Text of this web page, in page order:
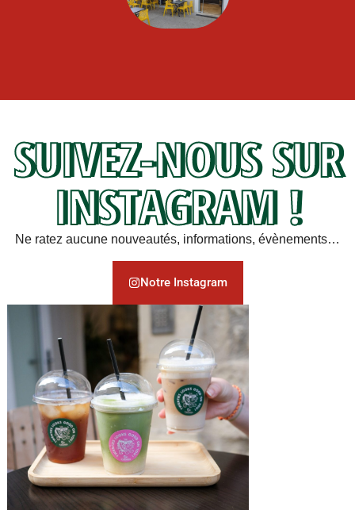
SUIVEZ-NOUS SUR
INSTAGRAM !
Ne ratez aucune nouveautés, informations, évènements…
Notre Instagram